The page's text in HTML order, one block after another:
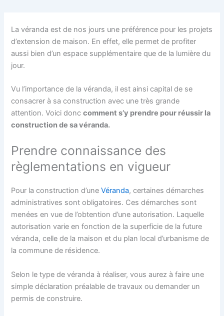
La véranda est de nos jours une préférence pour les projets
d’extension de maison. En effet, elle permet de profiter
aussi bien d’un espace supplémentaire que de la lumière du
jour.
Vu l’importance de la véranda, il est ainsi capital de se
consacrer à sa construction avec une très grande
attention. Voici donccomment s’y prendre pour réussir la
construction de sa véranda.
Prendre connaissance des
règlementations en vigueur
Pour la construction d’uneVéranda, certaines démarches
administratives sont obligatoires. Ces démarches sont
menées en vue de l’obtention d’une autorisation. Laquelle
autorisation varie en fonction de la superficie de la future
véranda, celle de la maison et du plan local d’urbanisme de
la commune de résidence.
Selon le type de véranda à réaliser, vous aurez à faire une
simple déclaration préalable de travaux ou demander un
permis de construire.